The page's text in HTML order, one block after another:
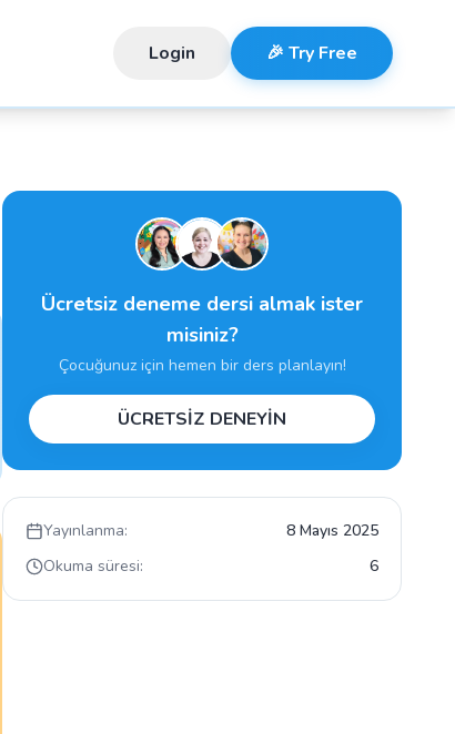
Login 🎉 Try Free
Ücretsiz deneme dersi almak ister
misiniz?
Çocuğunuz için hemen bir ders planlayın!
ÜCRETSİZ DENEYİN
Yayınlanma:
8 Mayıs 2025
Okuma süresi:
6